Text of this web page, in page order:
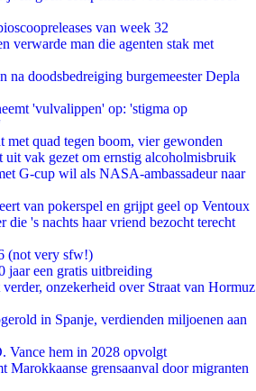
van week 32
verwarde man die agenten stak met
na doodsbedreiging burgemeester Depla
'vulvalippen' op: 'stigma op
met quad tegen boom, vier gewonden
uit vak gezet om ernstig alcoholmisbruik
G-cup wil als NASA-ambassadeur naar
van pokerspel en grijpt geel op Ventoux
die 's nachts haar vriend bezocht terecht
(not very sfw!)
jaar een gratis uitbreiding
onzekerheid over Straat van Hormuz
in Spanje, verdienden miljoenen aan
Vance hem in 2028 opvolgt
Marokkaanse grensaanval door migranten